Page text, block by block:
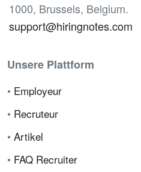
1000, Brussels, Belgium.
support@hiringnotes.com
Unsere Plattform
• Employeur
• Recruteur
• Artikel
• FAQ Recruiter